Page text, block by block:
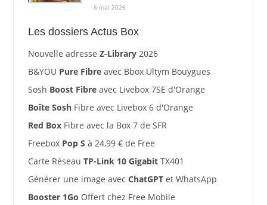
6 mai 2026
Les dossiers Actus Box
Nouvelle adresse Z-Library2026
B&YOU Pure Fibreavec Bbox Ultym Bouygues
Sosh Boost Fibreavec Livebox 7SE d'Orange
Boîte SoshFibre avec Livebox 6 d'Orange
Red BoxFibre avec la Box 7 de SFR
Freebox Pop S à 24,99 € de Free
Carte Réseau TP-Link 10 GigabitTX401
Générer une image avec ChatGPTet WhatsApp
Booster 1Go Offert chez Free Mobile